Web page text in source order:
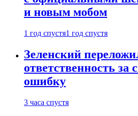
и новым мобом
1 год спустя1 год спустя
Зеленский
ответственность за
ошибку
3 часа спустя